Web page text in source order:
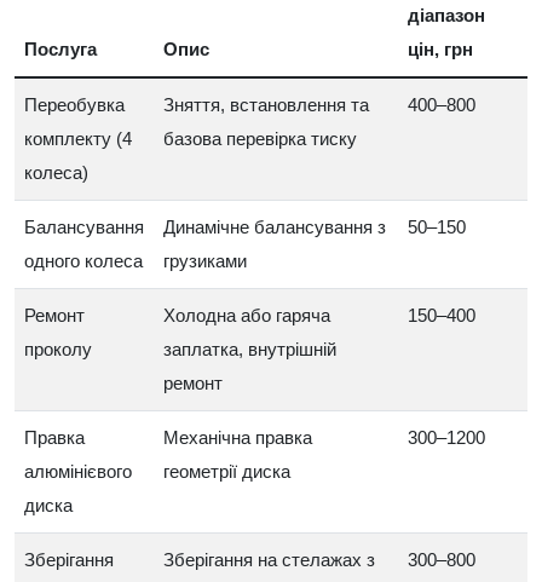
Послуга Опис
діапазон
цін, грн
Переобувка
комплекту (4
колеса)
Зняття, встановлення та
базова перевірка тиску
400–800
Балансування
одного колеса
Динамічне балансування з
грузиками
50–150
Ремонт
проколу
Холодна або гаряча
заплатка, внутрішній
ремонт
150–400
Правка
алюмінієвого
диска
Механічна правка
геометрії диска
300–1200
Зберігання
Зберігання на стелажах з
300–800